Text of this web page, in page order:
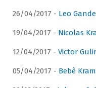
26/04/2017 - Leo
19/04/2017 - Nicolas
12/04/2017 - Victor
05/04/2017 - Bebê